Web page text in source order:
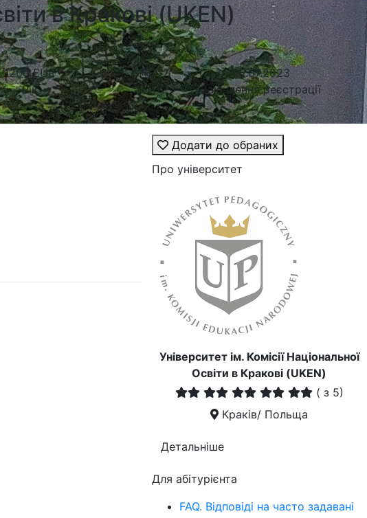
в Кракові (UKEN)
1200 EUR
Рік
05.07.2023
Закінчення реєстрації
Додати до обраних
Про університет
Університет ім. Комісії Національної
Освіти в Кракові (UKEN)
( з 5)
Краків/ Польща
Детальніше
Для абітурієнта
FAQ. Відповіді на часто задавані